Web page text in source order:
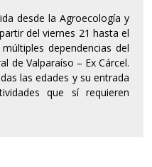
desde la Agroecología y
del viernes 21 hasta el
dependencias del
de Valparaíso – Ex Cárcel.
las edades y su entrada
que sí requieren